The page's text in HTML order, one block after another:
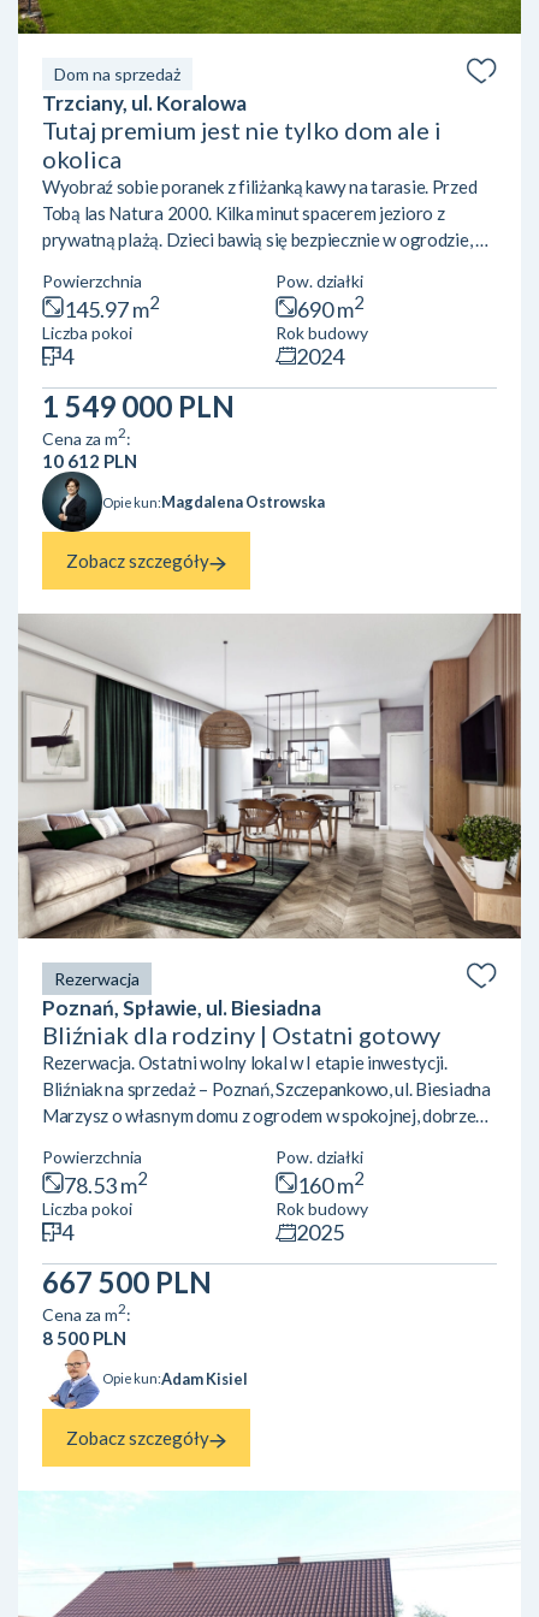
Dom na sprzedaż
Trzciany, ul. Koralowa
Tutaj premium jest nie tylko dom ale i
okolica
Wyobraź sobie poranek z filiżanką kawy na tarasie. Przed
Tobą las Natura 2000. Kilka minut spacerem jezioro z
prywatną plażą. Dzieci bawią się bezpiecznie w ogrodzie, a
ptaków. To dom, do którego wprowadzasz się z walizką.
Najważniejsze informacje• Trzciany | gm. Jabłonna• około
30 km od centrum Warszawy• dom parterowy•
powierzchnia 145,97 m²• działka 690 m²• oddany do
użytkowania w 2024 roku Sercem domu jest przestronny
salon z kominkiem...
Powierzchnia
145.97 m2
Pow. działki
690 m2
Liczba pokoi
4
Rok budowy
2024
1 549 000 PLN
Cena za m2:
10 612 PLN
Opiekun:Magdalena Ostrowska
Zobacz szczegóły
Rezerwacja
Poznań, Spławie, ul. Biesiadna
Bliźniak dla rodziny | Ostatni gotowy
Rezerwacja. Ostatni wolny lokal w I etapie inwestycji.
Bliźniak na sprzedaż – Poznań, Szczepankowo, ul. Biesiadna
Marzysz o własnym domu z ogrodem w spokojnej, dobrze
domów w zabudowie dwulokalowej! Powierzchnia: ok 78,5
m²Lokalizacja: Poznań, Szczepankowo, ul. Biesiadna Układ
pomieszczeń:Parter: przestronny salon z aneksem
kuchennym, łazienkaPiętro: 3 wygodne sypialnieLokal
posiada ogród oraz przypisane miejsce postojowe.Okna od
stro...
Powierzchnia
78.53 m2
Pow. działki
160 m2
Liczba pokoi
4
Rok budowy
2025
667 500 PLN
Cena za m2:
8 500 PLN
Opiekun:Adam Kisiel
Zobacz szczegóły